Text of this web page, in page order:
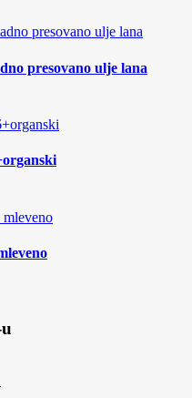
presovano ulje lana